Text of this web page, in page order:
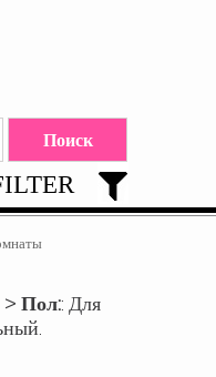
Пол:: Для